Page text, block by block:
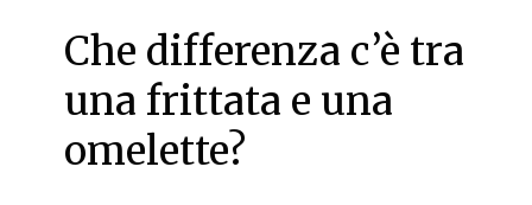
Che differenza c’è tra
una frittata e una
omelette?